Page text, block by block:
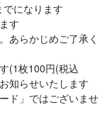
になります
す
あらかじめご了承く
(1枚100円(税込
知らせいたします
ド」ではございませ